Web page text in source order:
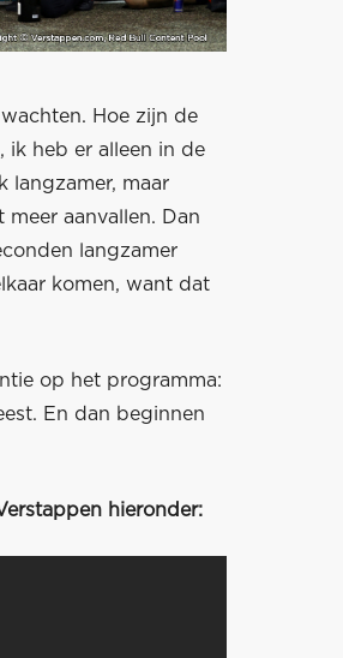
Hoe zijn de
ik heb er alleen in de
langzamer, maar
aanvallen. Dan
langzamer
komen, want dat
op het programma:
En dan beginnen
hieronder: